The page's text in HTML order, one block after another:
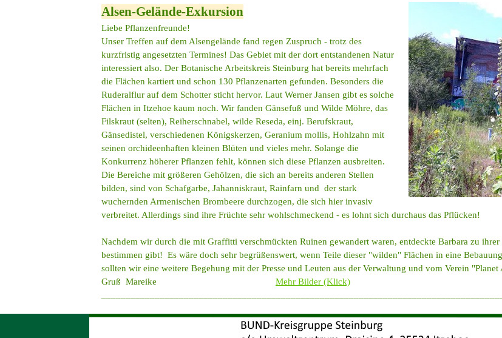
Alsen-Gelände-Exkursion
Liebe Pflanzenfreunde!
Unser Treffen auf dem Alsengelände fand regen Zuspruch - trotz des
kurzfristig angesetzten Termines! Das Gebiet mit der dort entstandenen Natur
interessiert also. Der Botanische Arbeitskreis Steinburg hat bereits mehrfach
die Flächen kartiert und schon 130 Pflanzenarten gefunden. Besonders die
Ruderalflur auf dem Schotter sticht hervor. Laut Werner Jansen gibt es solche
Flächen in Itzehoe kaum noch. Wir fanden Gänsefuß und Wilde Möhre, das
Filskraut (selten), Reiherschnabel, wilde Reseda, einj. Berufskraut,
Gänsedistel, verschiedenen Königskerzen, Geranium mollis, Hohlzahn mit
seinen orchideenhaften kleinen Blüten und vieles mehr. Solange die
Konkurrenz höherer Pflanzen fehlt, können sich diese Pflanzen ausbreiten.
Die Bereiche mit größeren Gehölzen, die sich an bereits anderen Stellen
bilden, sind von Schafgarbe, Jahanniskraut, Rainfarn und der stark
wuchernden Armenischen Brombeere durchzogen, die sich hier invasiv
verbreitet. Allerdings sind ihre Früchte sehr wohlschmeckend - es lohnt sich durchaus das Pflücken!
Nachdem wir durch die mit Graffitti verschmückten Ruinen gewandert waren, entdeckte Barbara zu
bestimmen gibt! Es wäre doch sehr begrüßenswert, wenn Teile dieser "wilden" Flächen in eine
sollten wir eine weitere Begehung mit der Presse und Leuten aus der Verwaltung und vom Verein "Planet
Gruß MareikeMehr Bilder (Klick)